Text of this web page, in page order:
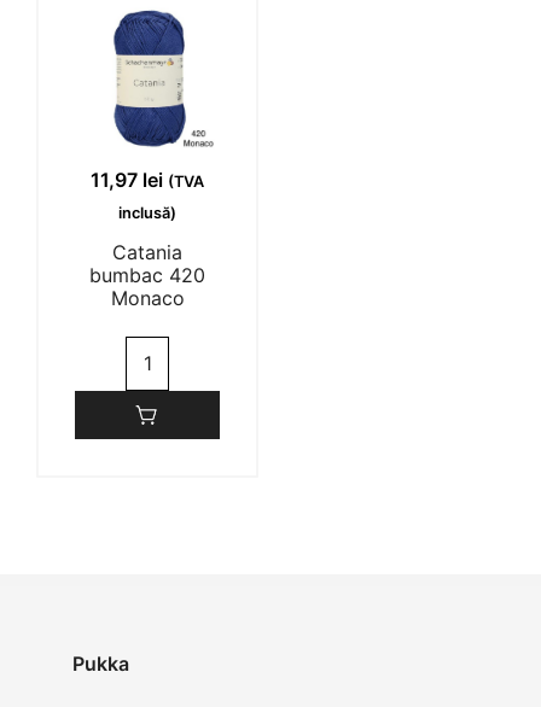
11,97 lei (TVA
inclusă)
Catania
bumbac 420
Monaco
Catania
bumbac
Pukka